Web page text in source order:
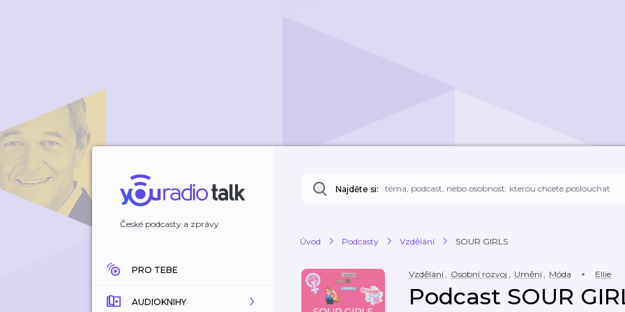
České podcasty a zprávy
PRO TEBE
AUDIOKNIHY
Najděte si:
Úvod Podcasty Vzdělání SOUR GIRLS
Vzdělání, Osobní rozvoj , Umění, Móda Ellie
Podcast SOUR